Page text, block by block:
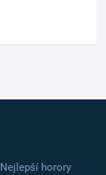
Nejlepší horory